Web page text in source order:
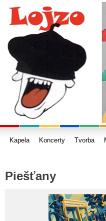
Kapela Koncerty Tvorba
Piešťany